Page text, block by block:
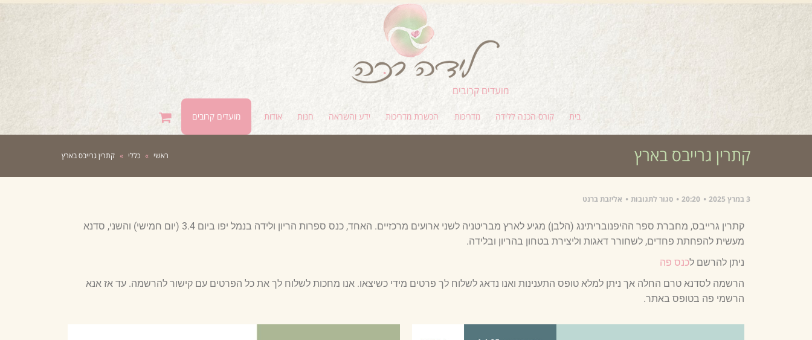
מועדים קרובים
בית קורס הכנה ללידה מדריכות הכשרת מדריכות ידע והשראה חנות אודות מועדים קרובים
קתרין גרייבס בארץ ראשי » כללי » קתרין גרייבס בארץ
3 במרץ 2025 20:20 סגור לתגובות אליזבת ברנט
קתרין גרייבס, מחברת ספר ההיפנובריתינג (הלבן) מגיע לארץ מבריטניה לשני ארועים מרכזיים. האחד, כנס ספרות הריון ולידה בנמל יפו ביום 3.4 (יום חמישי) והשני, סדנא
מעשית להפחתת פחדים, לשחורר דאגות וליצירת בטחון בהריון ובלידה.
ניתן להרשם לכנס פה
הרשמה לסדנא טרם החלה אך ניתן למלא טופס התענינות ואנו נדאג לשלוח לך פרטים מידי כשיצאו. אנו מחכות לשלוח לך את כל הפרטים עם קישור להרשמה. עד אז אנא
הרשמי פה בטופס באתר.